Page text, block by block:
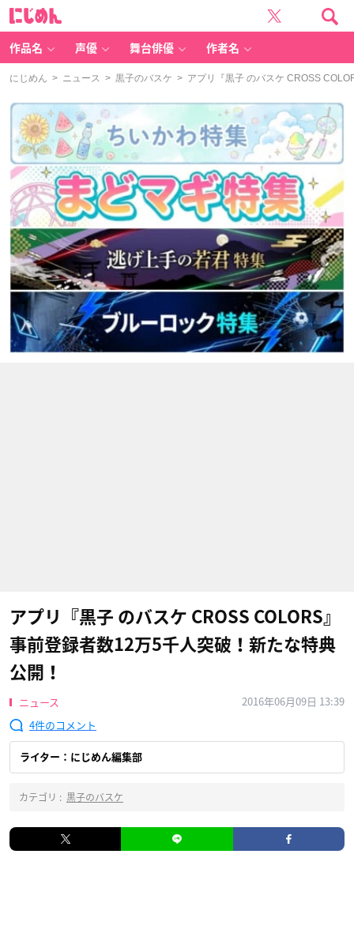
作品名 声優 舞台俳優 作者名
にじめん > ニュース > 黒子のバスケ > アプリ『黒子 のバスケ CROSS
アプリ『黒子 のバスケ CROSS COLORS』
事前登録者数12万5千人突破！新たな特典
公開！
ニュース
2016年06月09日 13:39
4
ライター：にじめん編集部
カテゴリ : 黒子のバスケ